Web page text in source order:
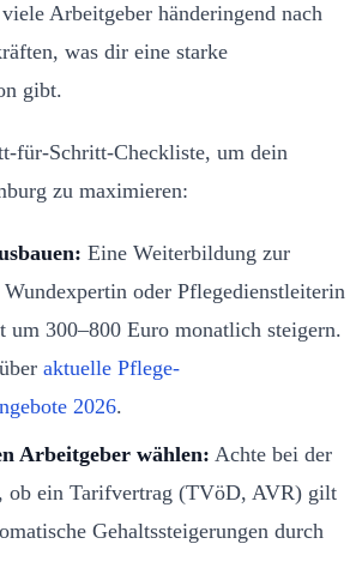
Arbeitgeber händeringend nach
was dir eine starke
gibt.
für-Schritt-Checkliste, um dein
zu maximieren:
Eine Weiterbildung zur
oder Pflegedienstleiterin
um 300–800 Euro monatlich steigern.
aktuelle Pflege-
2026.
Arbeitgeber wählen: Achte bei der
ob ein Tarifvertrag (TVöD, AVR) gilt
Gehaltssteigerungen durch